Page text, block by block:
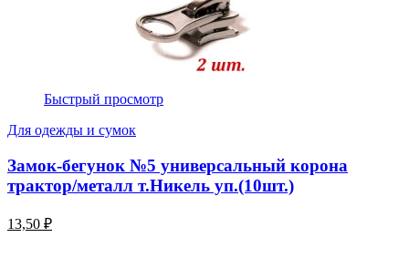
Быстрый просмотр
Для одежды и сумок
Замок-бегунок №5 универсальный корона
трактор/металл т.Никель уп.(10шт.)
13,50 ₽